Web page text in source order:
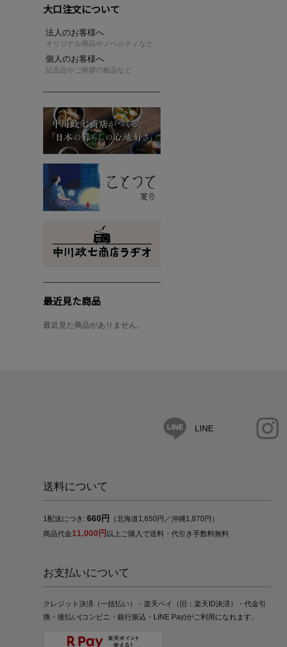
大口注文について
法人のお客様へ
オリジナル商品やノベルティなど
個人のお客様へ
記念品やご挨拶の粗品など
最近見た商品
最近見た商品がありません。
LINE
送料について
1配送につき: 660円
（北海道1,650円／沖縄1,870円）
商品代金11,000円 以上ご購入で送料・代引き手数料無料
お支払いについて
クレジット決済（一括払い）・楽天ペイ（旧：楽天ID決済）・代金引
換・後払い(コンビニ・銀行振込・LINE Pay)がご利用になれます。